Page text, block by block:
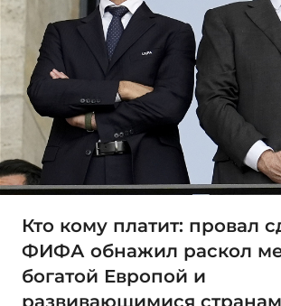
Кто кому платит: провал
ФИФА обнажил раскол
богатой Европой и